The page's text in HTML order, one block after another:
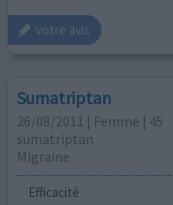
votre avis
Sumatriptan
26/08/2011 | Femme | 45
sumatriptan
Migraine
Efficacité